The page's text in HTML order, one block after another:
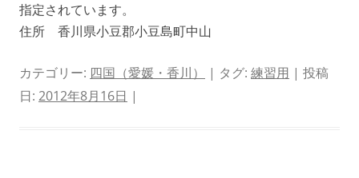
指定されています。
住所 香川県小豆郡小豆島町中山
カテゴリー: 四国（愛媛・香川） | タグ: 練習用 | 投稿
日: 2012年8月16日 |